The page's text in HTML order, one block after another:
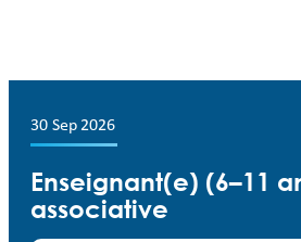
30 Sep 2026
Enseignant(e) (6–11
associative